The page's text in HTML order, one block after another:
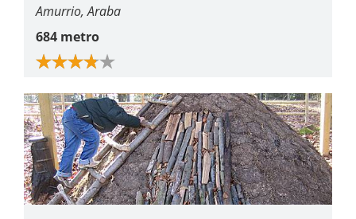
Amurrio, Araba
684 metro